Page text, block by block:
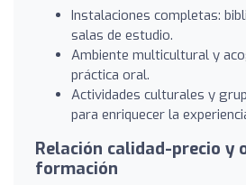
Instalaciones completas:
salas de estudio.
Ambiente multicultural y
práctica oral.
Actividades culturales y
para enriquecer la
Relación calidad-precio y
formación